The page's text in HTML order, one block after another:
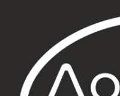
Обираючи млинці з
Кухня”, ви отримуєте
переваг, які виділяють
напівфабрикатів: